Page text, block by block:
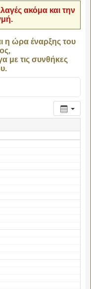
ακόμα και την
η ώρα έναρξης του
με τις συνθήκες